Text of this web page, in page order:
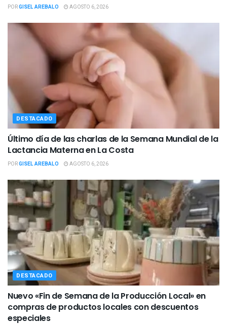
PORGISEL AREBALO AGOSTO 6, 2026
DESTACADO
Último día de las charlas de la Semana Mundial de la
Lactancia Materna en La Costa
PORGISEL AREBALO AGOSTO 6, 2026
DESTACADO
Nuevo «Fin de Semana de la Producción Local» en
compras de productos locales con descuentos
especiales